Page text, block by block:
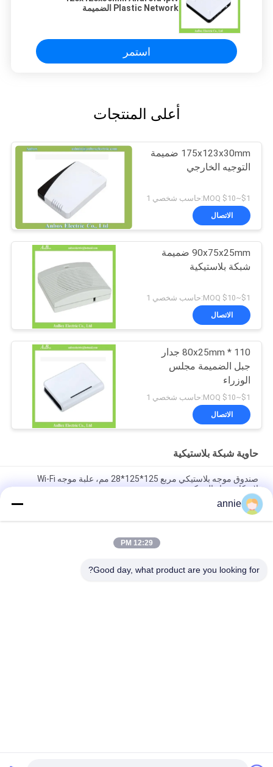
Plastic Network الضميمة
استمر
أعلى المنتجات
175x123x30mm ضميمة
التوجيه الخارجي
$1~$10 MOQ:حاسب شخصي 1
الاتصال
90x75x25mm ضميمة
شبكة بلاستيكية
$1~$10 MOQ:حاسب شخصي 1
الاتصال
110 * 80x25mm جدار
جبل الضميمة مجلس
الوزراء
$1~$10 MOQ:حاسب شخصي 1
الاتصال
حاوية شبكة بلاستيكية
صندوق موجه بلاستيكي مربع 125*125*28 مم، علبة موجه Wi-Fi
لإسكان جهاز الشبكة
صندوق بلاستيكي للشبكة، غلاف لجهاز توجيه واي فاي، تصميم عصري،
استشعار، اتصالات، إنترنت الأشياء
annie
12:29 PM
Good day, what product are you looking for?